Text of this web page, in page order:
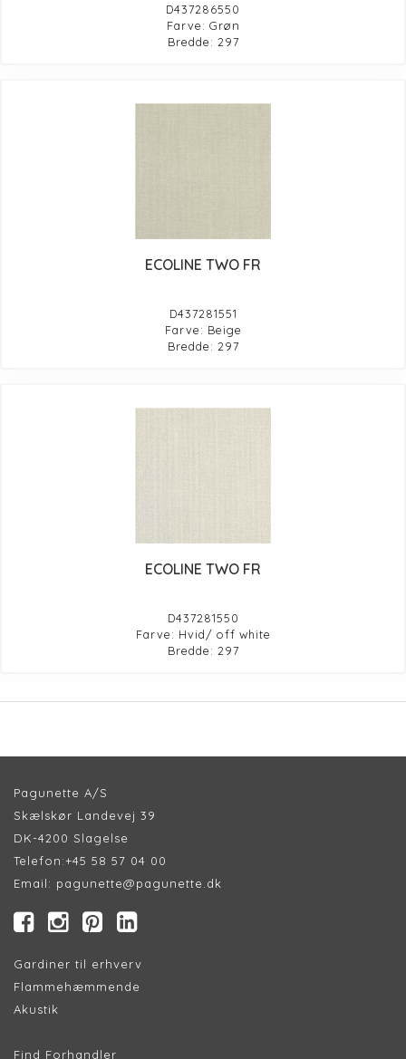
D437286550
Farve: Grøn
Bredde: 297
ECOLINE TWO FR
D437281551
Farve: Beige
Bredde: 297
ECOLINE TWO FR
D437281550
Farve: Hvid/ off white
Bredde: 297
Pagunette A/S
Skælskør Landevej 39
DK-4200 Slagelse
Telefon:+45 58 57 04 00
Email: pagunette@pagunette.dk
Gardiner til erhverv
Flammehæmmende
Akustik
Find Forhandler